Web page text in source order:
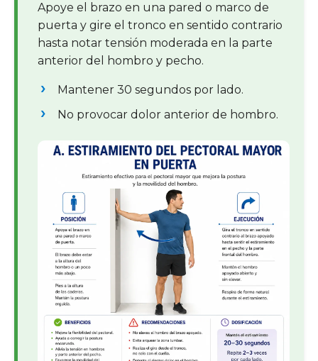
Apoye el brazo en una pared o marco de
puerta y gire el tronco en sentido contrario
hasta notar tensión moderada en la parte
anterior del hombro y pecho.
Mantener 30 segundos por lado.
No provocar dolor anterior de hombro.